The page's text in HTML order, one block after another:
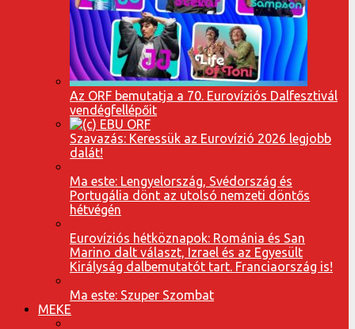
Az ORF bemutatja a 70. Eurovíziós Dalfesztivál
vendégfellépőit
Szavazás: Keressük az Eurovízió 2026 legjobb
dalát!
Ma este: Lengyelország, Svédország és
Portugália dönt az utolsó nemzeti döntős
hétvégén
Eurovíziós hétköznapok: Románia és San
Marino dalt választ, Izrael és az Egyesült
Királyság dalbemutatót tart. Franciaország is!
Ma este: Szuper Szombat
MEKE